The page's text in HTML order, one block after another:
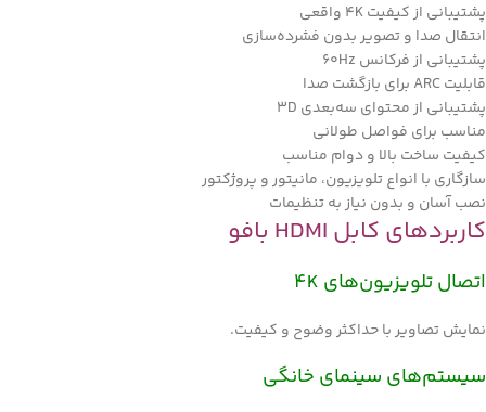
پشتیبانی از کیفیت 4K واقعی
انتقال صدا و تصویر بدون فشرده‌سازی
پشتیبانی از فرکانس 60Hz
قابلیت ARC برای بازگشت صدا
پشتیبانی از محتوای سه‌بعدی 3D
مناسب برای فواصل طولانی
کیفیت ساخت بالا و دوام مناسب
سازگاری با انواع تلویزیون، مانیتور و پروژکتور
نصب آسان و بدون نیاز به تنظیمات
کاربردهای کابل HDMI بافو
اتصال تلویزیون‌های 4K
نمایش تصاویر با حداکثر وضوح و کیفیت.
سیستم‌های سینمای خانگی